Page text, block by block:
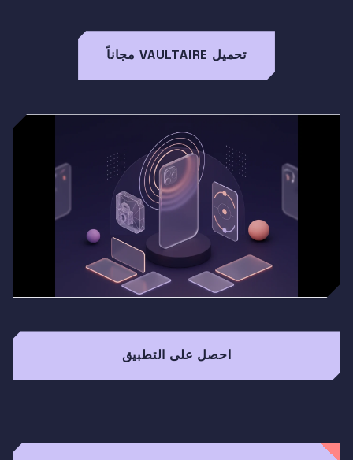
تحميل VAULTAIRE مجاناً
احصل على التطبيق